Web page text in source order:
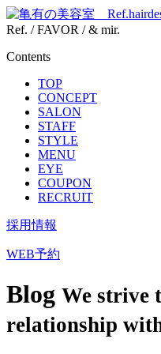
Ref. / FAVOR / & mir.
Contents
TOP
CONCEPT
SALON
STAFF
STYLE
MENU
EYE
COUPON
RECRUIT
採用情報
WEB予約
Blog We strive
relationship